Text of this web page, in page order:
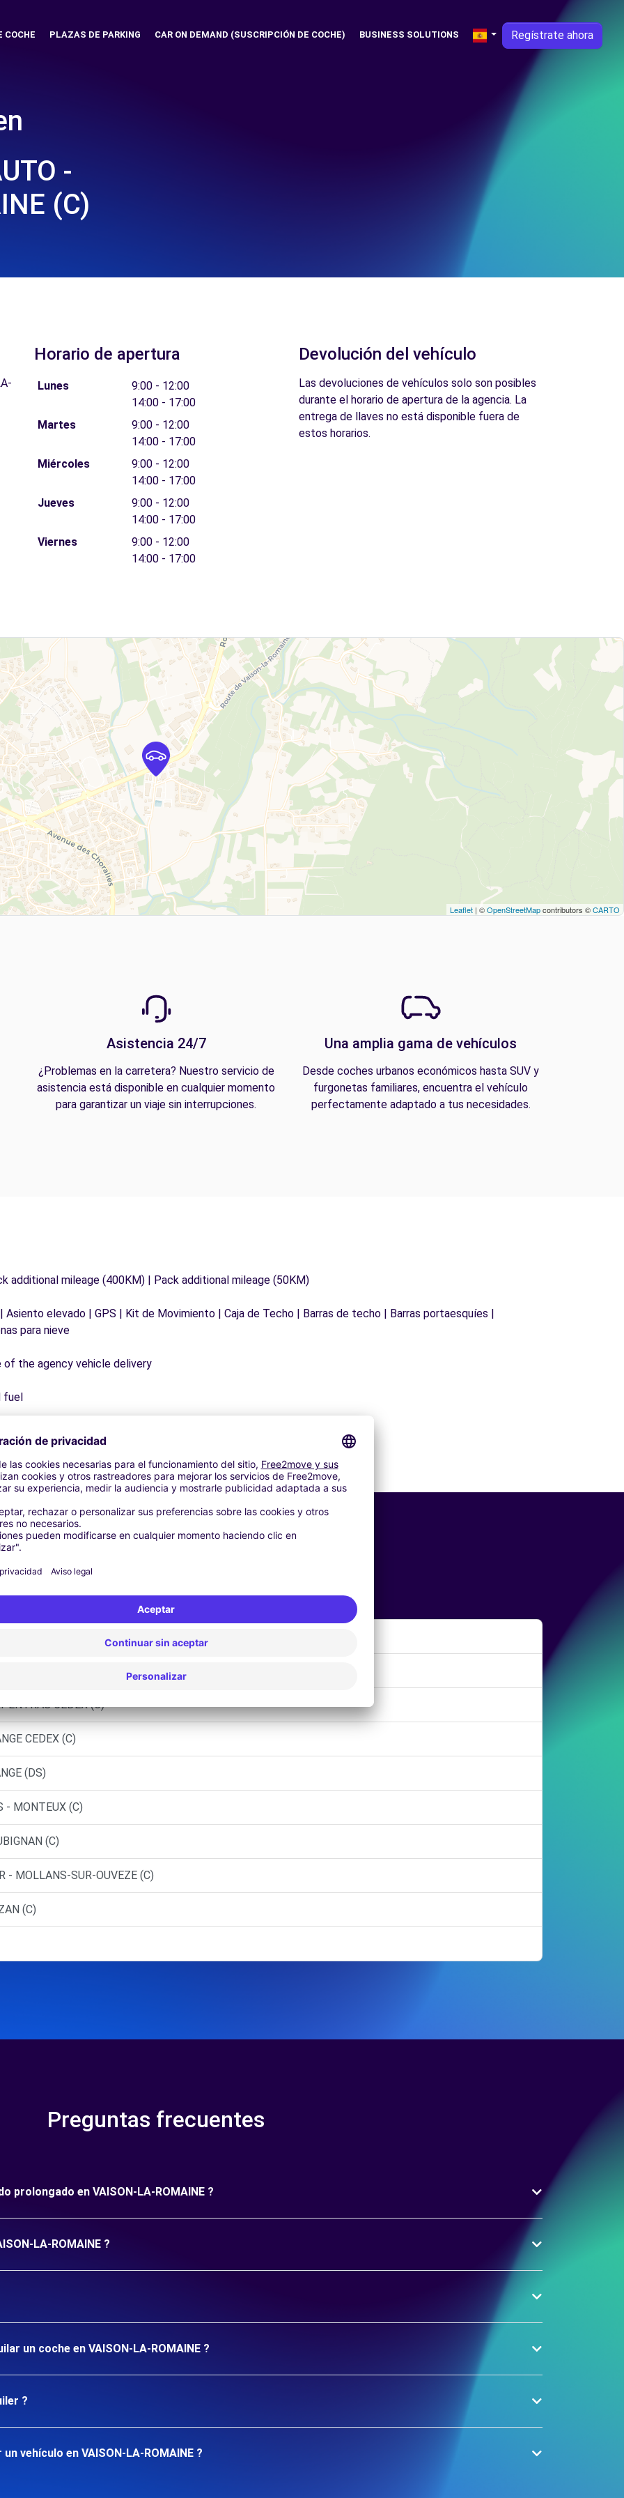
COCHE PLAZAS DE PARKING CAR ON DEMAND (SUSCRIPCIÓN DE COCHE) BUSINESS SOLUTIONS Regístrate ahora
-
(C)
Horario de apertura
Lunes
9:00 - 12:00
14:00 - 17:00
Martes
9:00 - 12:00
14:00 - 17:00
Miércoles
9:00 - 12:00
14:00 - 17:00
Jueves
9:00 - 12:00
14:00 - 17:00
Viernes
9:00 - 12:00
14:00 - 17:00
Devolución del vehículo
Las devoluciones de vehículos solo son posibles
durante el horario de apertura de la agencia. La
entrega de llaves no está disponible fuera de
estos horarios.
Leaflet | ©OpenStreetMapcontributors ©CARTO
Asistencia 24/7
¿Problemas en la carretera? Nuestro servicio de
asistencia está disponible en cualquier momento
para garantizar un viaje sin interrupciones.
Una amplia gama de vehículos
Desde coches urbanos económicos hasta SUV y
furgonetas familiares, encuentra el vehículo
perfectamente adaptado a tus necesidades.
additional mileage (400KM) | Pack additional mileage (50KM)
elevado | GPS | Kit de Movimiento | Caja de Techo | Barras de techo | Barras portaesquíes |
para nieve
the agency vehicle delivery
fuel
Agencias similares
CEDEX (C)
CEDEX (C)
(DS)
- MONTEUX (C)
(C)
- MOLLANS-SUR-OUVEZE (C)
(C)
Preguntas frecuentes
prolongado en VAISON-LA-ROMAINE ?
LA-ROMAINE ?
un coche en VAISON-LA-ROMAINE ?
?
vehículo en VAISON-LA-ROMAINE ?